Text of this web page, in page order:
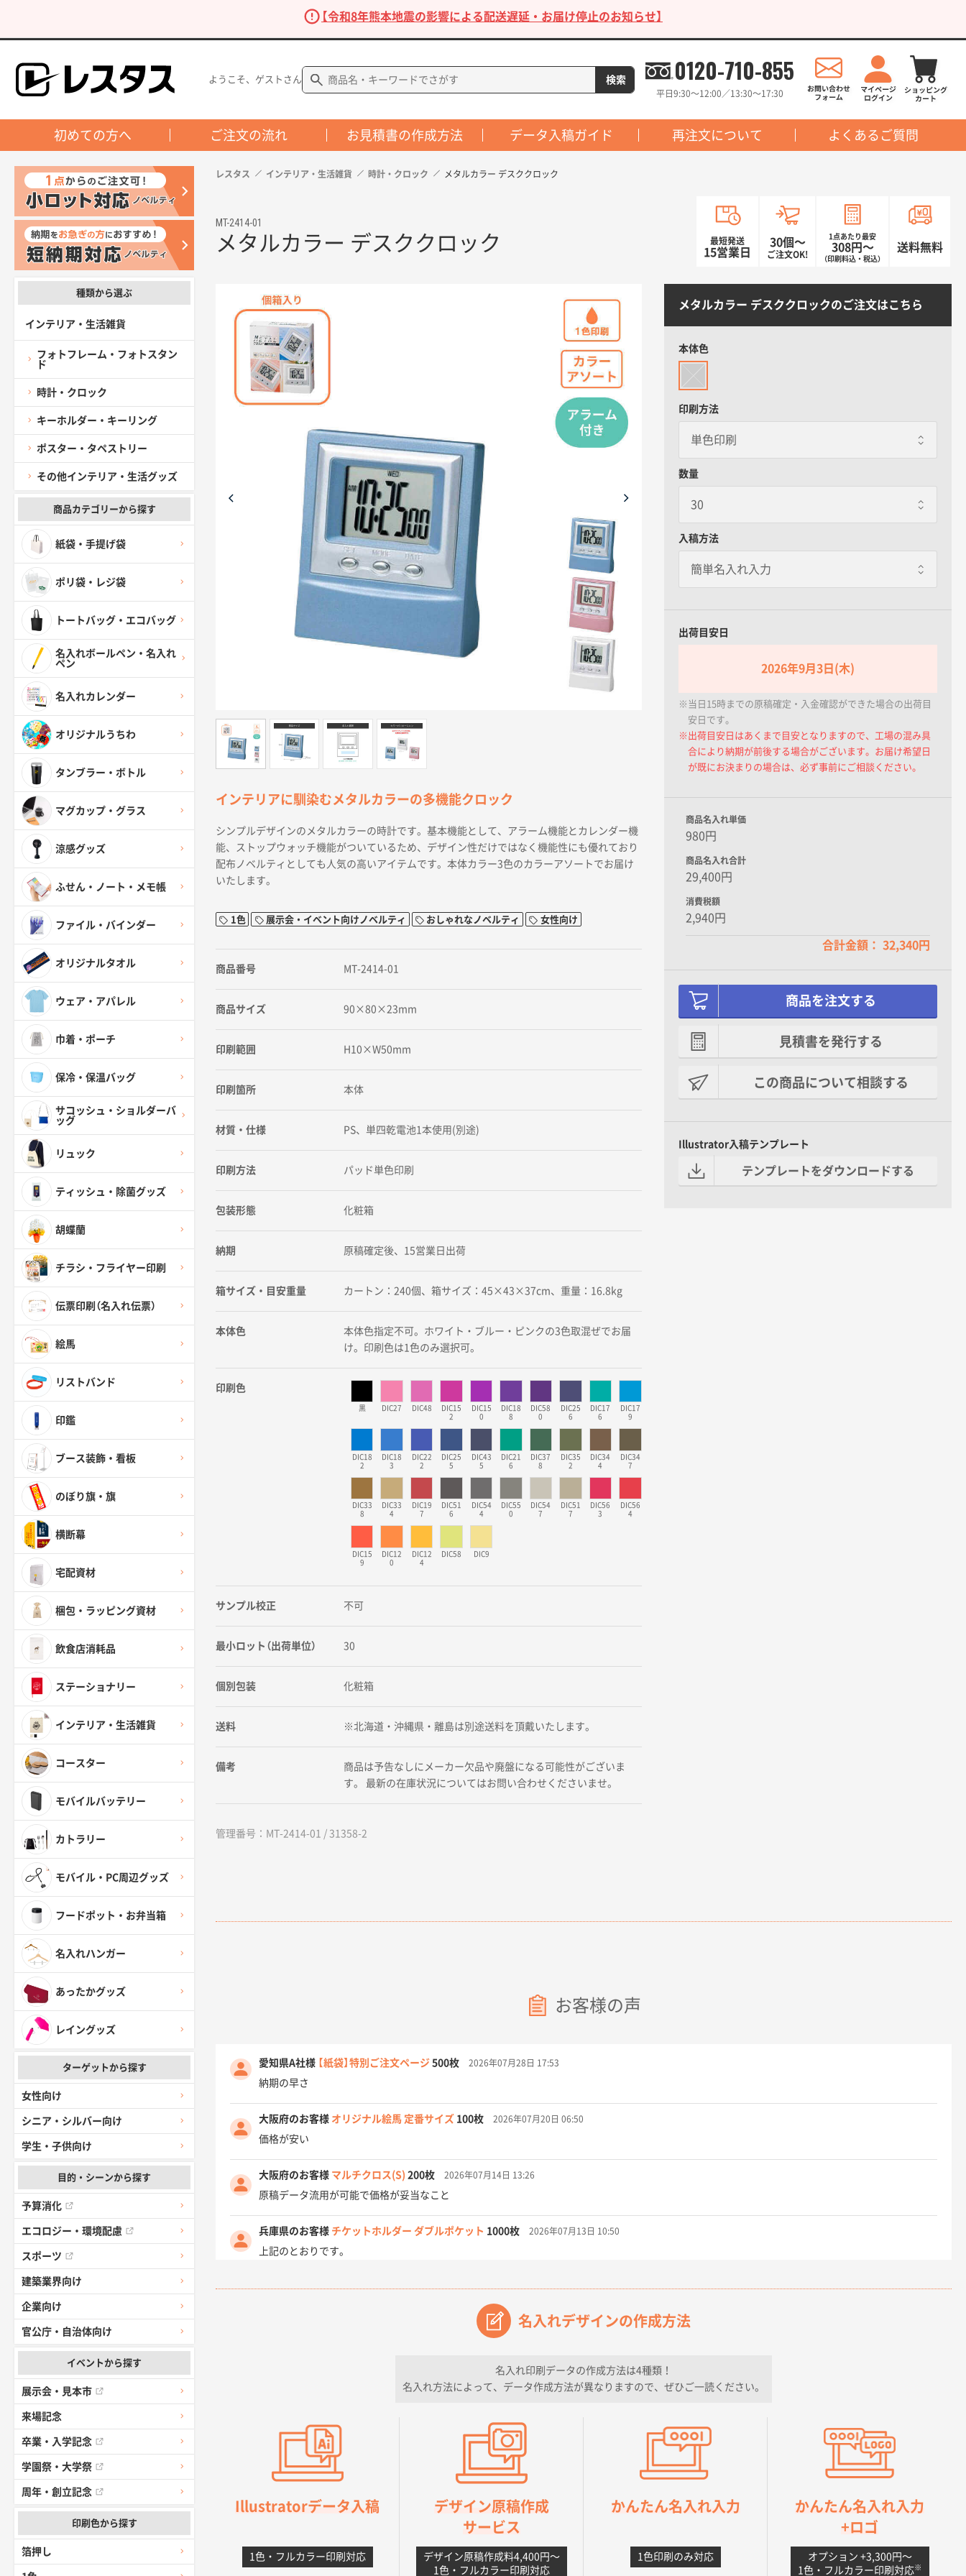
【令和8年熊本地震の影響による配送遅延・お届け停止のお知らせ】
ようこそ、ゲストさん 0120-710-855
平日9:30〜12:00／13:30〜17:30
初めての方へ ご注文の流れ お見積書の作成方法 データ入稿ガイド 再注文について よくあるご質問
種類から選ぶ
インテリア・生活雑貨
フォトフレーム・フォトスタン
ド
時計・クロック
キーホルダー・キーリング
ポスター・タペストリー
その他インテリア・生活グッズ
商品カテゴリーから探す
紙袋・手提げ袋
ポリ袋・レジ袋
トートバッグ・エコバッグ
名入れボールペン・名入れ
ペン
名入れカレンダー
オリジナルうちわ
タンブラー・ボトル
マグカップ・グラス
涼感グッズ
ふせん・ノート・メモ帳
ファイル・バインダー
オリジナルタオル
ウェア・アパレル
巾着・ポーチ
保冷・保温バッグ
サコッシュ・ショルダーバ
ッグ
リュック
ティッシュ・除菌グッズ
胡蝶蘭
チラシ・フライヤー印刷
伝票印刷（名入れ伝票）
絵馬
リストバンド
印鑑
ブース装飾・看板
のぼり旗・旗
横断幕
宅配資材
梱包・ラッピング資材
飲食店消耗品
ステーショナリー
インテリア・生活雑貨
コースター
モバイルバッテリー
カトラリー
モバイル・PC周辺グッズ
フードポット・お弁当箱
名入れハンガー
あったかグッズ
レイングッズ
ターゲットから探す
女性向け
シニア・シルバー向け
学生・子供向け
目的・シーンから探す
予算消化
エコロジー・環境配慮
スポーツ
建築業界向け
企業向け
官公庁・自治体向け
イベントから探す
展示会・見本市
来場記念
卒業・入学記念
学園祭・大学祭
周年・創立記念
印刷色から探す
箔押し
レスタス インテリア・生活雑貨 時計・クロック メタルカラー デスククロック
MT-2414-01
メタルカラー デスククロック 最短発送
15営業日
30個〜
ご注文OK!
1点あたり最安
308円〜
（印刷料込・税込）
送料無料
メタルカラー デスククロックのご注文はこちら
本体色
印刷方法
数量
入稿方法
出荷目安日
2026年9月3日(木)
※当日15時までの原稿確定・入金確認ができた場合の出荷目
安日です。
※出荷目安日はあくまで目安となりますので、工場の混み具
合により納期が前後する場合がございます。お届け希望日
が既にお決まりの場合は、必ず事前にご相談ください。
商品名入れ単価
980円
商品名入れ合計
29,400円
消費税額
2,940円
合計金額： 32,340円
商品を注文する
見積書を発行する
この商品について相談する
Illustrator入稿テンプレート
テンプレートをダウンロードする
インテリアに馴染むメタルカラーの多機能クロック
シンプルデザインのメタルカラーの時計です。基本機能として、アラーム機能とカレンダー機
能、ストップウォッチ機能がついているため、デザイン性だけではなく機能性にも優れており
配布ノベルティとしても人気の高いアイテムです。本体カラー3色のカラーアソートでお届け
いたします。
1色 展示会・イベント向けノベルティ おしゃれなノベルティ 女性向け
商品番号 MT-2414-01
商品サイズ 90×80×23mm
印刷範囲 H10×W50mm
印刷箇所 本体
材質・仕様 PS、単四乾電池1本使用(別途)
印刷方法 パッド単色印刷
包装形態 化粧箱
納期 原稿確定後、15営業日出荷
箱サイズ・目安重量 カートン：240個、箱サイズ：45×43×37cm、重量：16.8kg
本体色
本体色指定不可。ホワイト・ブルー・ピンクの3色取混ぜでお届
け。印刷色は1色のみ選択可。
印刷色
黒 DIC27 DIC48
DIC15
2
DIC15
0
DIC18
8
DIC58
0
DIC25
6
DIC17
6
DIC17
9
DIC18
2
DIC18
3
DIC22
2
DIC25
5
DIC43
5
DIC21
6
DIC37
8
DIC35
2
DIC34
4
DIC34
7
DIC33
8
DIC33
4
DIC19
7
DIC51
6
DIC54
4
DIC55
0
DIC54
7
DIC51
7
DIC56
3
DIC56
4
DIC15
9
DIC12
0
DIC12
4
DIC58 DIC9
サンプル校正 不可
最小ロット（出荷単位） 30
個別包装 化粧箱
送料 ※北海道・沖縄県・離島は別途送料を頂戴いたします。
備考
商品は予告なしにメーカー欠品や廃盤になる可能性がございま
す。 最新の在庫状況についてはお問い合わせくださいませ。
管理番号：MT-2414-01 / 31358-2
お客様の声
愛知県A社様 【紙袋】特別ご注文ページ 500枚 2026年07月28日 17:53
納期の早さ
大阪府のお客様 オリジナル絵馬 定番サイズ 100枚 2026年07月20日 06:50
価格が安い
大阪府のお客様 マルチクロス(S) 200枚 2026年07月14日 13:26
原稿データ流用が可能で価格が妥当なこと
兵庫県のお客様 チケットホルダー ダブルポケット 1000枚 2026年07月13日 10:50
上記のとおりです。
愛知県I社様 【オーダー商品】特別ご注文ページ043000枚 2026年07月03日 09:23
価格 大丈夫そうな会社に見えた
大阪府のお客様 A4フルカラークリアファイル 1000枚 2026年06月11日 14:46
前回使用して良かった。
高知県I社様 【ポリ】特別ご注文ページ 1000枚 2026年06月08日 17:38
愛媛県S社様 不織布フラットバッグ（A4縦サイズ）1000枚 2026年05月25日 15:10
名入れデザインの作成方法
名入れ印刷データの作成方法は4種類！
名入れ方法によって、データ作成方法が異なりますので、ぜひご一読ください。
Illustratorデータ入稿
1色・フルカラー印刷対応
デザイン原稿作成
サービス
デザイン原稿作成料4,400円〜
1色・フルカラー印刷対応
かんたん名入れ入力
1色印刷のみ対応
かんたん名入れ入力
+ロゴ
オプション +3,300円〜
1色・フルカラー印刷対応※